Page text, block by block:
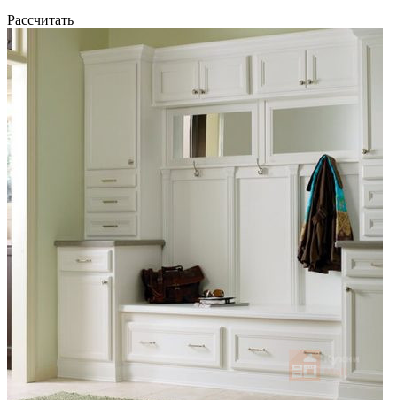
Рассчитать